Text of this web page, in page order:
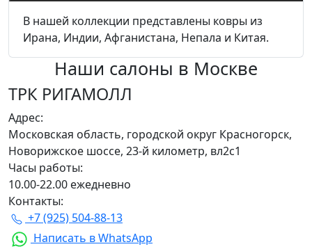
В нашей коллекции представлены ковры из
Ирана, Индии, Афганистана, Непала и Китая.
Наши салоны в Москве
ТРК РИГАМОЛЛ
Адрес:
Московская область, городской округ Красногорск,
Новорижское шоссе, 23-й километр, вл2с1
Часы работы:
10.00-22.00 ежедневно
Контакты:
+7 (925) 504-88-13
Написать в WhatsApp